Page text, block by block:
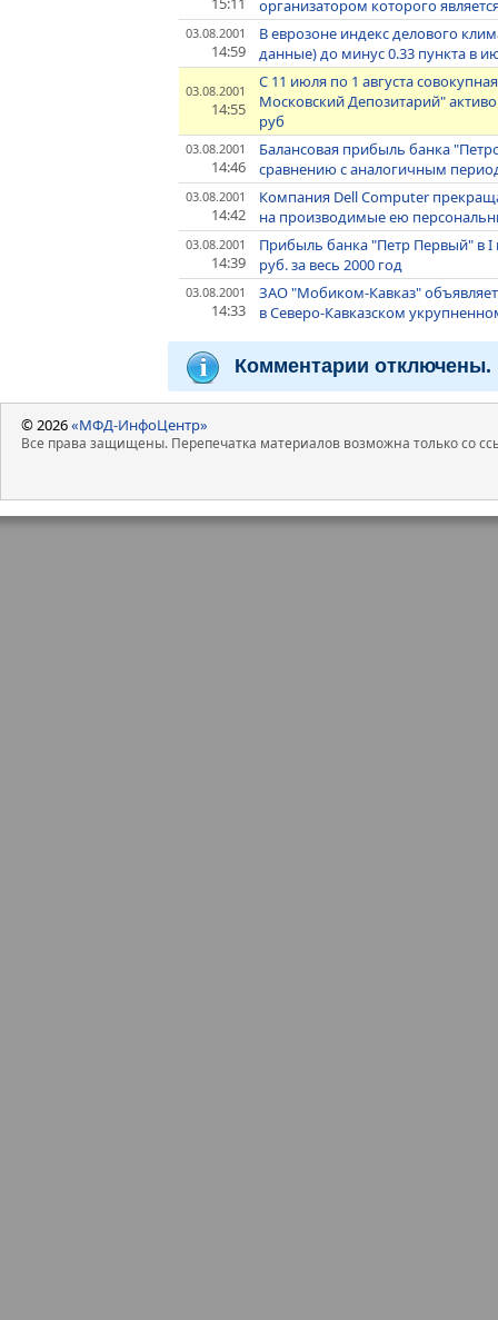
организатором которого
03.08.2001
14:59
В еврозоне индекс делового
данные) до минус 0.33 пункта в
03.08.2001
14:55
С 11 июля по 1 августа
Московский Депозитарий"
руб
03.08.2001
14:46
Балансовая прибыль банка
сравнению с аналогичным
03.08.2001
14:42
Компания Dell Computer
на производимые ею
03.08.2001
14:39
Прибыль банка "Петр Первый" в I
руб. за весь 2000 год
03.08.2001
14:33
ЗАО "Мобиком-Кавказ"
в Северо-Кавказском
Комментарии отключены.
© 2026«МФД-ИнфоЦентр»
Все права защищены. Перепечатка материалов возможна только со